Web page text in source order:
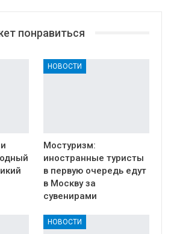
понравиться
НОВОСТИ
Мостуризм:
иностранные туристы
в первую очередь едут
в Москву за
сувенирами
НОВОСТИ